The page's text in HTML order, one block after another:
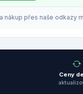
nákup přes naše odkazy
Ceny